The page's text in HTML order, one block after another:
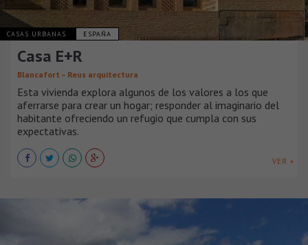
CASAS URBANAS ESPAÑA
Casa E+R
Blancafort – Reus arquitectura
Esta vivienda explora algunos de los valores a los que
aferrarse para crear un hogar; responder al imaginario del
habitante ofreciendo un refugio que cumpla con sus
expectativas.
VER +